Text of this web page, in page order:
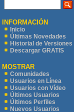
INFORMACIÓN
Inicio
Últimas Novedades
Historial de Versiones
Descargar GRATIS
MOSTRAR
Comunidades
Usuarios en Línea
Usuarios con Vídeo
Últimos Usuarios
Últimos Perfiles
Nuevos Usuarios